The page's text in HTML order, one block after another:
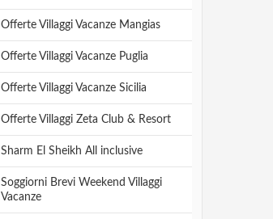
Offerte Villaggi Vacanze Mangias
Offerte Villaggi Vacanze Puglia
Offerte Villaggi Vacanze Sicilia
Offerte Villaggi Zeta Club & Resort
Sharm El Sheikh All inclusive
Soggiorni Brevi Weekend Villaggi
Vacanze